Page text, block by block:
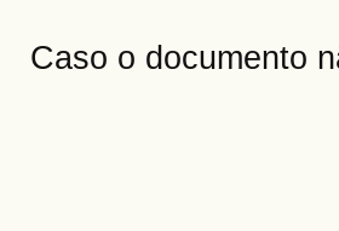
Caso o documento